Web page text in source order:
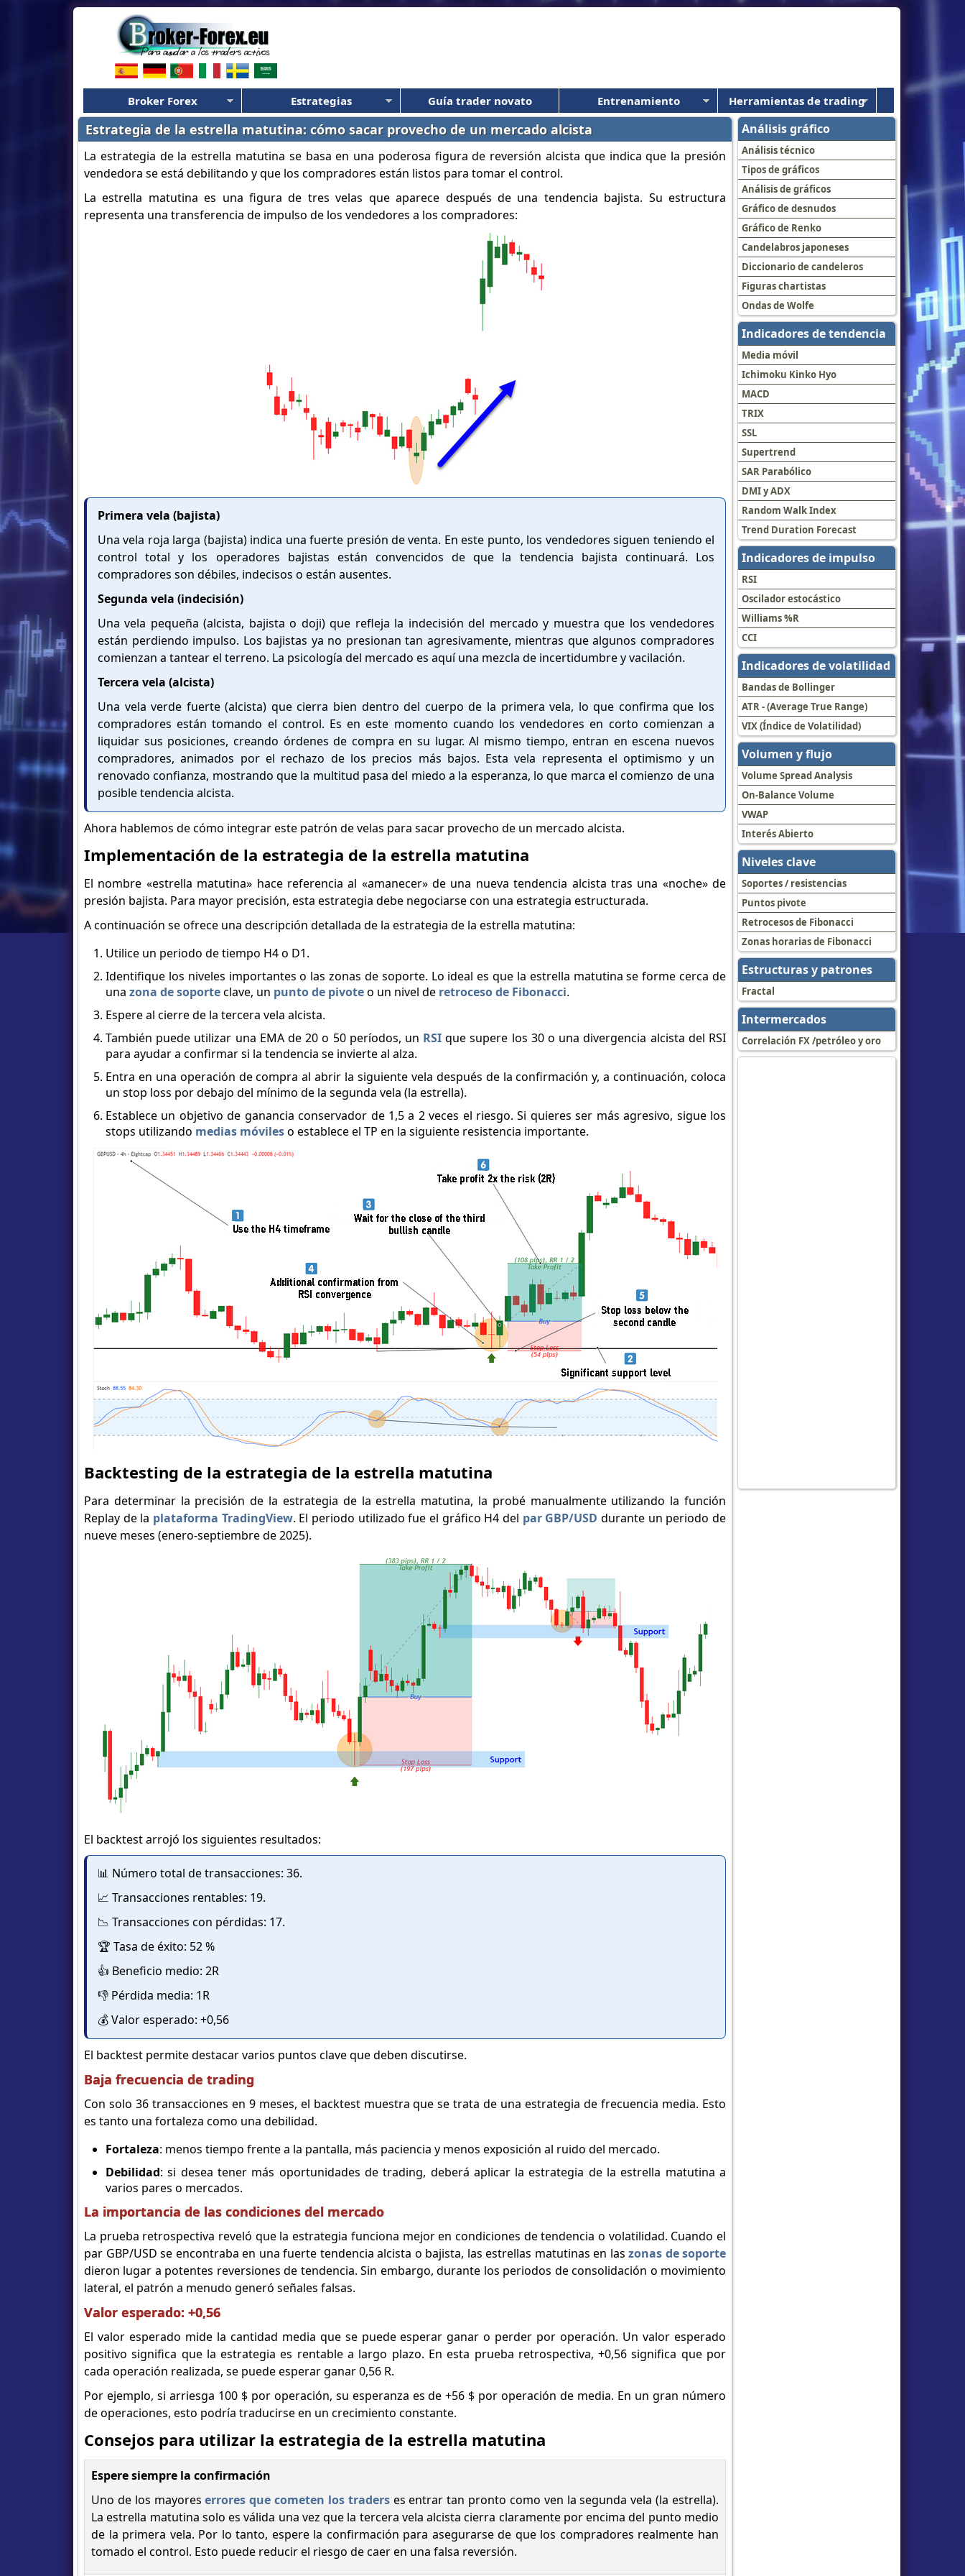
Broker Forex Estrategias Guía trader novato Entrenamiento Herramientas de trading
Análisis gráfico
Análisis técnico
Tipos de gráficos
Análisis de gráficos
Gráfico de desnudos
Gráfico de Renko
Candelabros japoneses
Diccionario de candeleros
Figuras chartistas
Ondas de Wolfe
Indicadores de tendencia
Media móvil
Ichimoku Kinko Hyo
MACD
TRIX
SSL
Supertrend
SAR Parabólico
DMI y ADX
Random Walk Index
Trend Duration Forecast
Indicadores de impulso
RSI
Oscilador estocástico
Williams %R
CCI
Indicadores de volatilidad
Bandas de Bollinger
ATR - (Average True Range)
VIX (Índice de Volatilidad)
Volumen y flujo
Volume Spread Analysis
On-Balance Volume
VWAP
Interés Abierto
Niveles clave
Soportes / resistencias
Puntos pivote
Retrocesos de Fibonacci
Zonas horarias de Fibonacci
Estructuras y patrones
Fractal
Intermercados
Correlación FX /petróleo y oro
Estrategia de la estrella matutina: cómo sacar provecho de un mercado alcista
La estrategia de la estrella matutina se basa en una poderosa figura de reversión alcista que indica que la presión
vendedora se está debilitando y que los compradores están listos para tomar el control.
La estrella matutina es una figura de tres velas que aparece después de una tendencia bajista. Su estructura
representa una transferencia de impulso de los vendedores a los compradores:
Primera vela (bajista)
Una vela roja larga (bajista) indica una fuerte presión de venta. En este punto, los vendedores siguen teniendo el
control total y los operadores bajistas están convencidos de que la tendencia bajista continuará. Los
compradores son débiles, indecisos o están ausentes.
Segunda vela (indecisión)
Una vela pequeña (alcista, bajista o doji) que refleja la indecisión del mercado y muestra que los vendedores
están perdiendo impulso. Los bajistas ya no presionan tan agresivamente, mientras que algunos compradores
comienzan a tantear el terreno. La psicología del mercado es aquí una mezcla de incertidumbre y vacilación.
Tercera vela (alcista)
Una vela verde fuerte (alcista) que cierra bien dentro del cuerpo de la primera vela, lo que confirma que los
compradores están tomando el control. Es en este momento cuando los vendedores en corto comienzan a
liquidar sus posiciones, creando órdenes de compra en su lugar. Al mismo tiempo, entran en escena nuevos
compradores, animados por el rechazo de los precios más bajos. Esta vela representa el optimismo y un
renovado confianza, mostrando que la multitud pasa del miedo a la esperanza, lo que marca el comienzo de una
posible tendencia alcista.
Ahora hablemos de cómo integrar este patrón de velas para sacar provecho de un mercado alcista.
Implementación de la estrategia de la estrella matutina
El nombre «estrella matutina» hace referencia al «amanecer» de una nueva tendencia alcista tras una «noche» de
presión bajista. Para mayor precisión, esta estrategia debe negociarse con una estrategia estructurada.
A continuación se ofrece una descripción detallada de la estrategia de la estrella matutina:
Utilice un periodo de tiempo H4 o D1.
Identifique los niveles importantes o las zonas de soporte. Lo ideal es que la estrella matutina se forme cerca de
una zona de soporteclave, un punto de pivoteo un nivel de retroceso de Fibonacci.
Espere al cierre de la tercera vela alcista.
También puede utilizar una EMA de 20 o 50 períodos, un RSI que supere los 30 o una divergencia alcista del RSI
para ayudar a confirmar si la tendencia se invierte al alza.
Entra en una operación de compra al abrir la siguiente vela después de la confirmación y, a continuación, coloca
un stop loss por debajo del mínimo de la segunda vela (la estrella).
Establece un objetivo de ganancia conservador de 1,5 a 2 veces el riesgo. Si quieres ser más agresivo, sigue los
stops utilizando medias móvileso establece el TP en la siguiente resistencia importante.
Backtesting de la estrategia de la estrella matutina
Para determinar la precisión de la estrategia de la estrella matutina, la probé manualmente utilizando la función
Replay de la plataforma TradingView. El periodo utilizado fue el gráfico H4 del par GBP/USD durante un periodo de
nueve meses (enero-septiembre de 2025).
El backtest arrojó los siguientes resultados:
📊 Número total de transacciones: 36.
📈 Transacciones rentables: 19.
📉 Transacciones con pérdidas: 17.
🏆 Tasa de éxito: 52 %
👍 Beneficio medio: 2R
👎 Pérdida media: 1R
💰 Valor esperado: +0,56
El backtest permite destacar varios puntos clave que deben discutirse.
Baja frecuencia de trading
Con solo 36 transacciones en 9 meses, el backtest muestra que se trata de una estrategia de frecuencia media. Esto
es tanto una fortaleza como una debilidad.
Fortaleza: menos tiempo frente a la pantalla, más paciencia y menos exposición al ruido del mercado.
Debilidad: si desea tener más oportunidades de trading, deberá aplicar la estrategia de la estrella matutina a
varios pares o mercados.
La importancia de las condiciones del mercado
La prueba retrospectiva reveló que la estrategia funciona mejor en condiciones de tendencia o volatilidad. Cuando el
par GBP/USD se encontraba en una fuerte tendencia alcista o bajista, las estrellas matutinas en las zonas de soporte
dieron lugar a potentes reversiones de tendencia. Sin embargo, durante los periodos de consolidación o movimiento
lateral, el patrón a menudo generó señales falsas.
Valor esperado: +0,56
El valor esperado mide la cantidad media que se puede esperar ganar o perder por operación. Un valor esperado
positivo significa que la estrategia es rentable a largo plazo. En esta prueba retrospectiva, +0,56 significa que por
cada operación realizada, se puede esperar ganar 0,56 R.
Por ejemplo, si arriesga 100 $ por operación, su esperanza es de +56 $ por operación de media. En un gran número
de operaciones, esto podría traducirse en un crecimiento constante.
Consejos para utilizar la estrategia de la estrella matutina
Espere siempre la confirmación
Uno de los mayoreserrores que cometen los traderses entrar tan pronto como ven la segunda vela (la estrella).
La estrella matutina solo es válida una vez que la tercera vela alcista cierra claramente por encima del punto medio
de la primera vela. Por lo tanto, espere la confirmación para asegurarse de que los compradores realmente han
tomado el control. Esto puede reducir el riesgo de caer en una falsa reversión.